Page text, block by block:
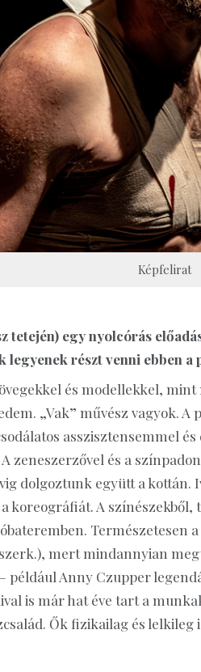
Képfelirat
tetején) egy nyolcórás
legyenek részt venni ebben
és modellekkel,
„Vak” művész vagyok.
asszisztensemmel
zeneszerzővel és a
dolgoztunk együtt a kottán.
koreográfiát. A
Természetesen
mert mindannyian
például Anny Czupper
is már hat éve tart a
Ők fizikailag és